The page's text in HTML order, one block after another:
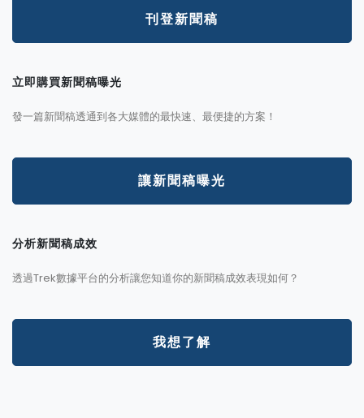
刊登新聞稿
立即購買新聞稿曝光
發一篇新聞稿透通到各大媒體的最快速、最便捷的方案！
讓新聞稿曝光
分析新聞稿成效
透過Trek數據平台的分析讓您知道你的新聞稿成效表現如何？
我想了解